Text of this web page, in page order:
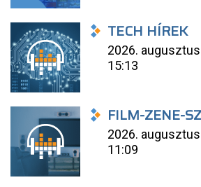
TECH HÍREK
2026.
15:13
FILM-ZENE-
2026.
11:09